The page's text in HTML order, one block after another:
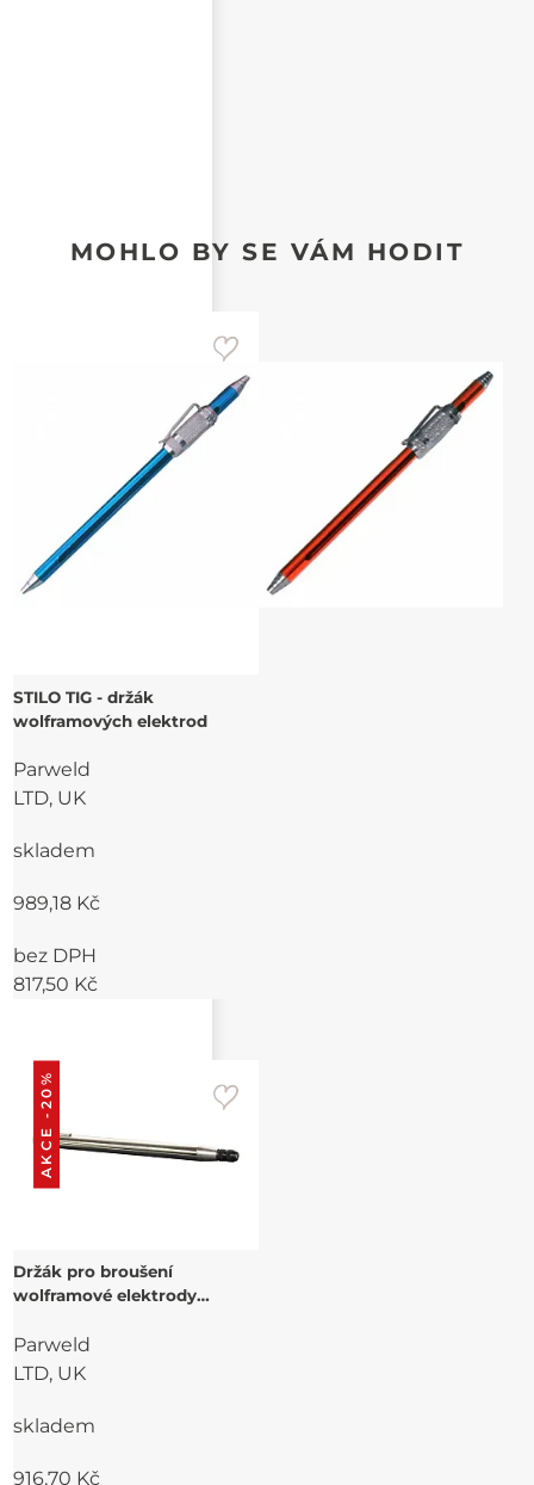
MOHLO BY SE VÁM HODIT
STILO TIG - držák
wolframových elektrod
Parweld
LTD, UK
skladem
989,18 Kč
bez DPH
817,50 Kč
AKCE -20%
Držák pro broušení
wolframové elektrody
Parweld
LTD, UK
skladem
916,70 Kč